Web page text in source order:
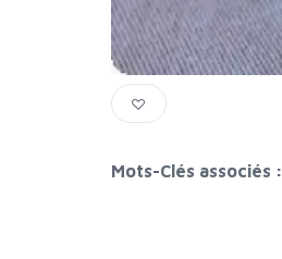
Mots-Clés associés :